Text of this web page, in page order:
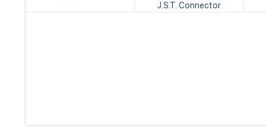
J.S.T. Connector